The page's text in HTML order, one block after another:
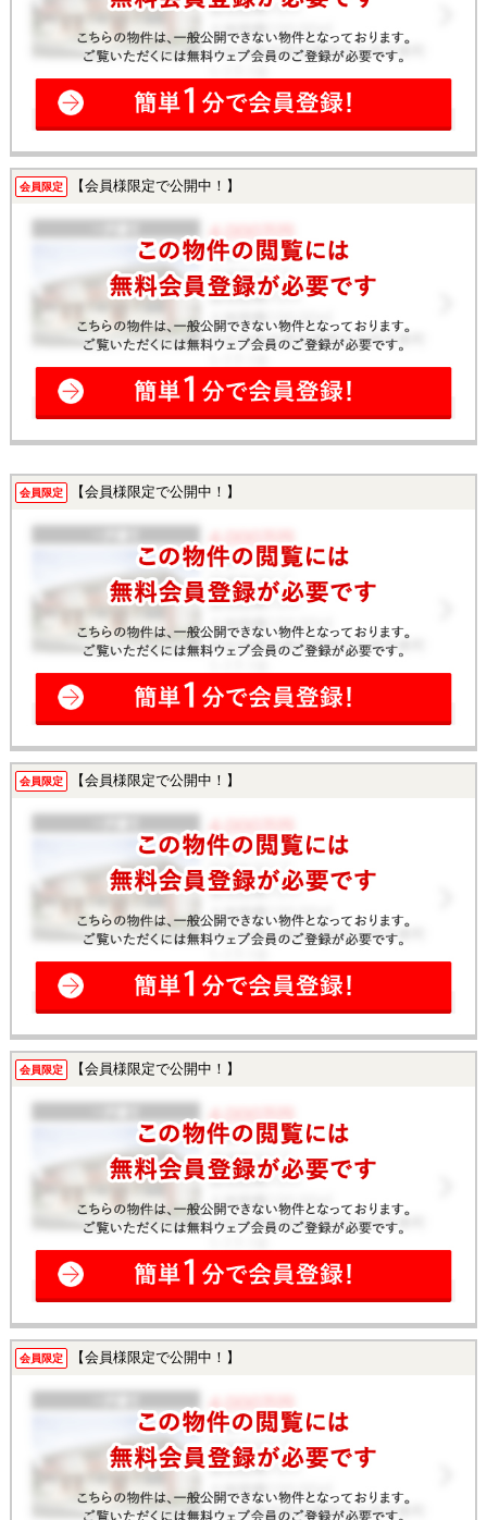
会員限定 【会員様限定で公開中！】
会員限定 【会員様限定で公開中！】
会員限定 【会員様限定で公開中！】
会員限定 【会員様限定で公開中！】
会員限定 【会員様限定で公開中！】